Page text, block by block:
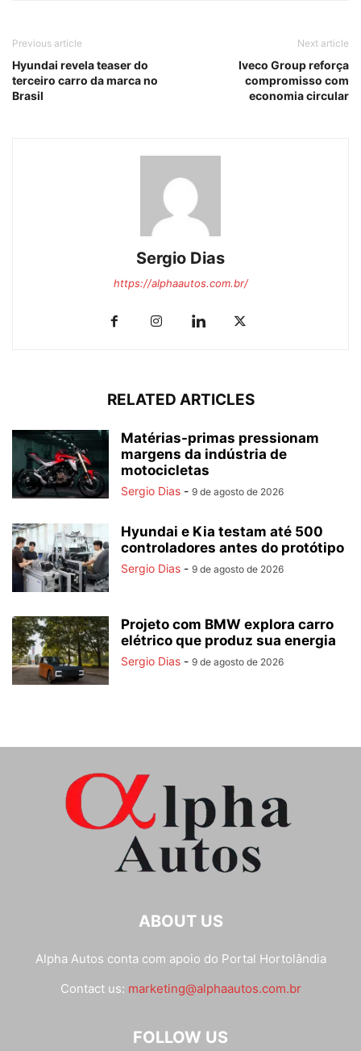
Previous article
Hyundai revela teaser do
terceiro carro da marca no
Brasil
Next article
Iveco Group reforça
compromisso com
economia circular
Sergio Dias
https://alphaautos.com.br/
RELATED ARTICLES
Matérias-primas pressionam
margens da indústria de
motocicletas
Sergio Dias - 9 de agosto de 2026
Hyundai e Kia testam até 500
controladores antes do protótipo
Sergio Dias - 9 de agosto de 2026
Projeto com BMW explora carro
elétrico que produz sua energia
Sergio Dias - 9 de agosto de 2026
ABOUT US
Alpha Autos conta com apoio do Portal Hortolândia
Contact us: marketing@alphaautos.com.br
FOLLOW US